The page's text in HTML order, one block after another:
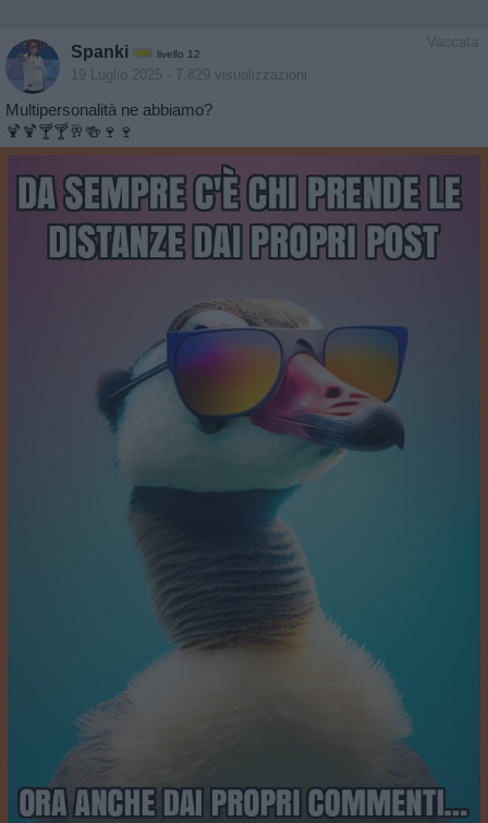
Vaccata
Spanki livello 12
19 Luglio 2025 - 7.829 visualizzazioni
Multipersonalità ne abbiamo?
🍹🍹🍸🍸🥂🍻🍷🍷